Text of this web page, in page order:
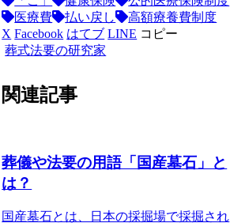
医療費
払い戻し
高額療養費制度
X Facebook はてブ LINE コピー
葬式法要の研究家
関連記事
葬儀や法要の用語「国産墓石」と
は？
国産墓石とは、日本の採掘場で採掘され